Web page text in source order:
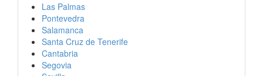
Las Palmas
Pontevedra
Salamanca
Santa Cruz de Tenerife
Cantabria
Segovia